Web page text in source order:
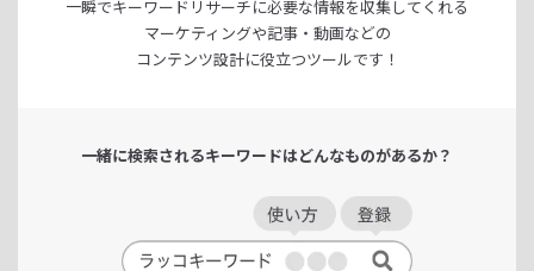
一瞬でキーワードリサーチに必要な情報を収集してくれる
マーケティングや記事・動画などの
コンテンツ設計に役立つツールです！
一緒に検索されるキーワードはどんなものがあるか？